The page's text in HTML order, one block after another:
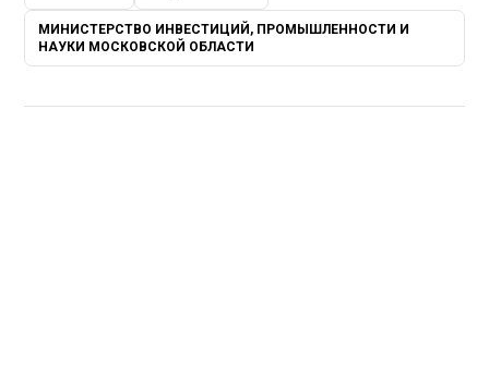
МИНИСТЕРСТВО ИНВЕСТИЦИЙ, ПРОМЫШЛЕННОСТИ И
НАУКИ МОСКОВСКОЙ ОБЛАСТИ